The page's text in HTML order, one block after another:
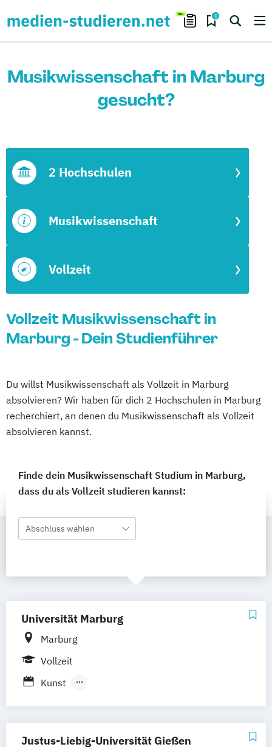
0
Musikwissenschaft in Marburg
gesucht?
Vollzeit
Musikwissenschaft
2 Hochschulen
Vollzeit Musikwissenschaft in
Marburg - Dein Studienführer
Du willst Musikwissenschaft als Vollzeit in Marburg
absolvieren? Wir haben für dich 2 Hochschulen in Marburg
recherchiert, an denen du Musikwissenschaft als Vollzeit
absolvieren kannst.
Finde dein Musikwissenschaft Studium in Marburg,
dass du als Vollzeit studieren kannst:
Abschluss wählen
Universität Marburg
Marburg
Vollzeit
Kunst
Kunstgeschichte
Justus-Liebig-Universität Gießen